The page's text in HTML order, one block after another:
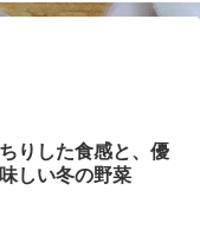
りした食感と、優
しい冬の野菜